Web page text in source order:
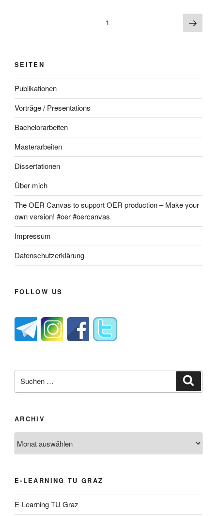
1
Seite
SEITEN
Publikationen
Vorträge / Presentations
Bachelorarbeiten
Masterarbeiten
Dissertationen
Über mich
The OER Canvas to support OER production – Make your
own version! #oer #oercanvas
Impressum
Datenschutzerklärung
FOLLOW US
nach:
ARCHIV
E-LEARNING TU GRAZ
E-Learning TU Graz